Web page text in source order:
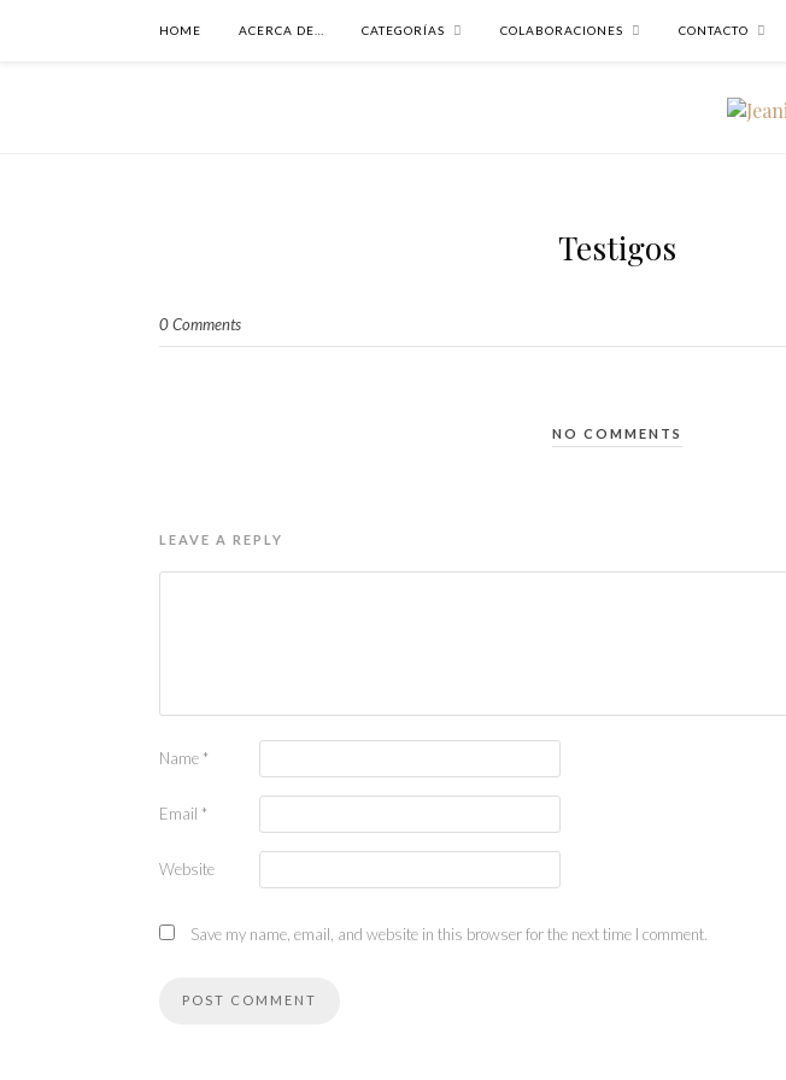
HOME ACERCA DE… CATEGORÍAS COLABORACIONES CONTACTO
Testigos
0 Comments
NO COMMENTS
LEAVE A REPLY
Name *
Email *
Website
Save my name, email, and website in this browser for the next time I comment.